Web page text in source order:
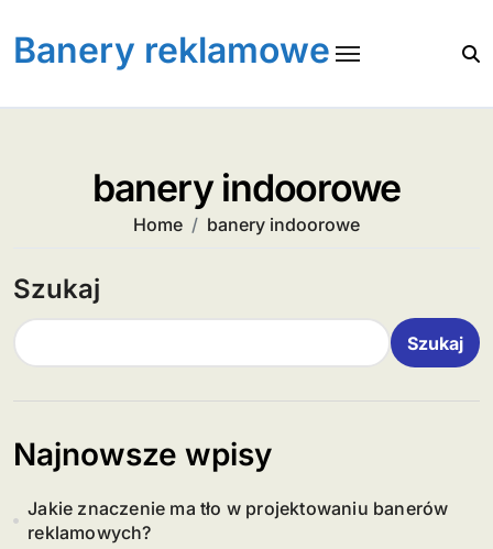
content
Banery reklamowe
banery indoorowe
Home banery indoorowe
Szukaj
Szukaj
Najnowsze wpisy
Jakie znaczenie ma tło w projektowaniu banerów
reklamowych?